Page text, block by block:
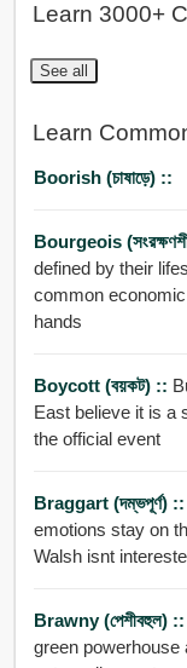
Learn 3000+
See all
Learn
Boorish (চাষাড়ে) ::
Bourgeois
defined by their
common
hands
Boycott (বয়কট) ::
East believe it is a
the official event
Braggart (দম্ভপূর্ণ) ::
emotions stay on
Walsh isnt
Brawny (পেশীবহুল) ::
green powerhouse